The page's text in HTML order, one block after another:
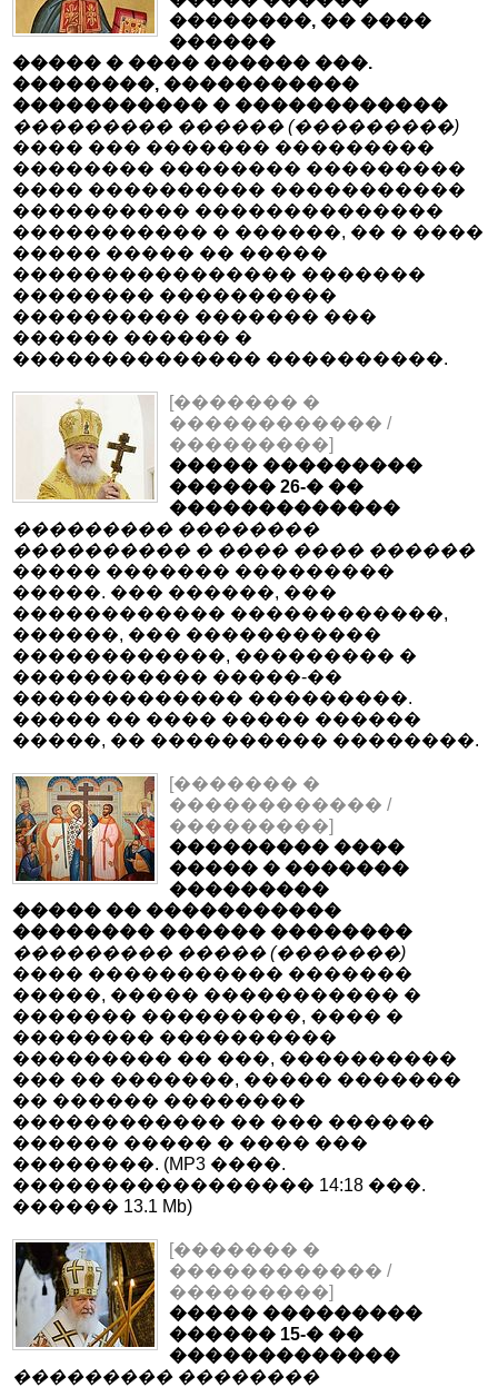
��������, �� ����
������
����� � ���� ������ ���.
��������, �����������
����������� � ������������
��������� ������ (���������)
���� ��� ������� ���������
�������� �������� ���������
���� ���������� �����������
���������� ��������������
����������� � ������, �� � ����
����� ����� �� �����
���������������� �������
�������� ����������
���������� ������� ���
������ ������ �
�������������� ����������.
[������� �
������������ /
���������]
����� ���������
������ 26-� ��
�������������
��������� ��������
���������� � ���� ���� ������
����� ������� ���������
�����. ��� ������, ���
������������ ������������,
������, ��� �����������
������������, ��������� �
����������� �����-��
������������� ���������.
����� �� ���� ����� ������
�����, �� ���������� ��������.
[������� �
������������ /
���������]
��������� ����
����� � �������
���������
����� �� �����������
�������� ������ ��������
��������� ����� (�������)
���� ����������� �������
�����, ����� ����������� �
������� ���������, ���� �
�������� ����������
��������� �� ���, ����������
��� �� �������, ����� �������
�� ������ ��������
������������ �� ��� ������
������ ����� � ���� ���
��������. (MP3 ����.
����������������� 14:18 ���.
������ 13.1 Mb)
[������� �
������������ /
���������]
����� ���������
������ 15-� ��
�������������
��������� ��������